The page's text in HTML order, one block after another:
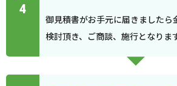
4
御見積書がお手元に届きましたら
検討頂き、ご商談、施行となります